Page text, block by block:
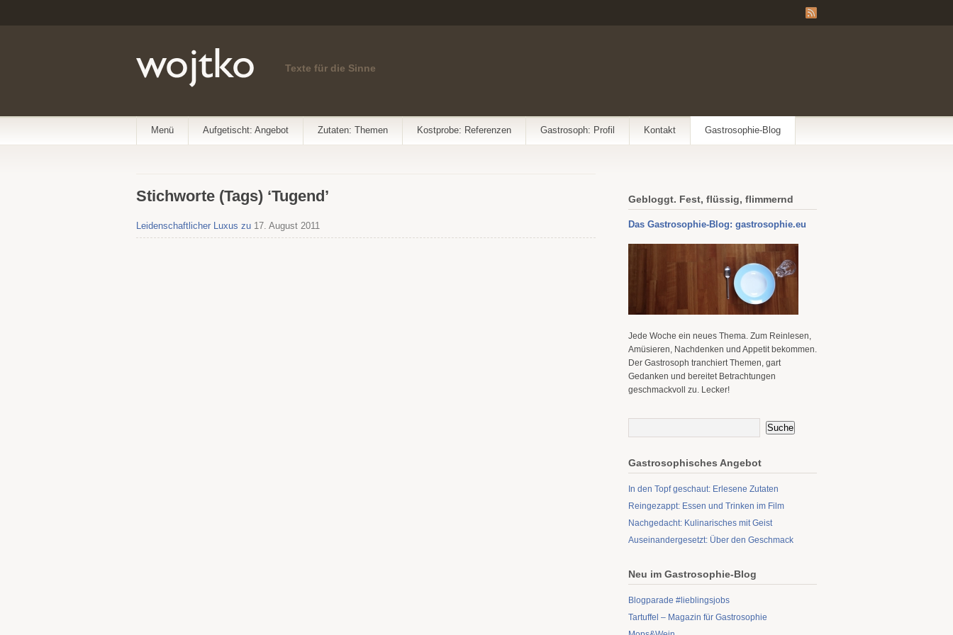
Texte für die Sinne
Menü Aufgetischt: Angebot Zutaten: Themen Kostprobe: Referenzen Gastrosoph: Profil Kontakt Gastrosophie-Blog
Stichworte (Tags) ‘Tugend’
Leidenschaftlicher Luxus zu 17. August 2011
Gebloggt. Fest, flüssig, flimmernd
Das Gastrosophie-Blog: gastrosophie.eu
Jede Woche ein neues Thema. Zum Reinlesen,
Amüsieren, Nachdenken und Appetit bekommen.
Der Gastrosoph tranchiert Themen, gart
Gedanken und bereitet Betrachtungen
geschmackvoll zu. Lecker!
Gastrosophisches Angebot
In den Topf geschaut: Erlesene Zutaten
Reingezappt: Essen und Trinken im Film
Nachgedacht: Kulinarisches mit Geist
Auseinandergesetzt: Über den Geschmack
Neu im Gastrosophie-Blog
Blogparade #lieblingsjobs
Tartuffel – Magazin für Gastrosophie